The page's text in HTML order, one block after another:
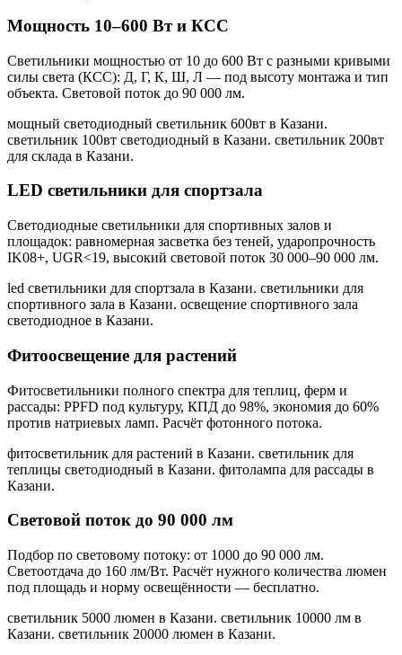
Мощность 10–600 Вт и КСС
Светильники мощностью от 10 до 600 Вт с разными кривыми
силы света (КСС): Д, Г, К, Ш, Л — под высоту монтажа и тип
объекта. Световой поток до 90 000 лм.
мощный светодиодный светильник 600вт в Казани.
светильник 100вт светодиодный в Казани. светильник 200вт
для склада в Казани.
LED светильники для спортзала
Светодиодные светильники для спортивных залов и
площадок: равномерная засветка без теней, ударопрочность
IK08+, UGR<19, высокий световой поток 30 000–90 000 лм.
led светильники для спортзала в Казани. светильники для
спортивного зала в Казани. освещение спортивного зала
светодиодное в Казани.
Фитоосвещение для растений
Фитосветильники полного спектра для теплиц, ферм и
рассады: PPFD под культуру, КПД до 98%, экономия до 60%
против натриевых ламп. Расчёт фотонного потока.
фитосветильник для растений в Казани. светильник для
теплицы светодиодный в Казани. фитолампа для рассады в
Казани.
Световой поток до 90 000 лм
Подбор по световому потоку: от 1000 до 90 000 лм.
Светоотдача до 160 лм/Вт. Расчёт нужного количества люмен
под площадь и норму освещённости — бесплатно.
светильник 5000 люмен в Казани. светильник 10000 лм в
Казани. светильник 20000 люмен в Казани.